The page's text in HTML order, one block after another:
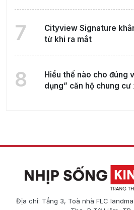
7
Cityview Signature
từ khi ra mắt
8
Hiểu thế nào cho đúng
dụng” căn hộ chung cư
Địa chỉ: Tầng 3, Toà nhà FLC